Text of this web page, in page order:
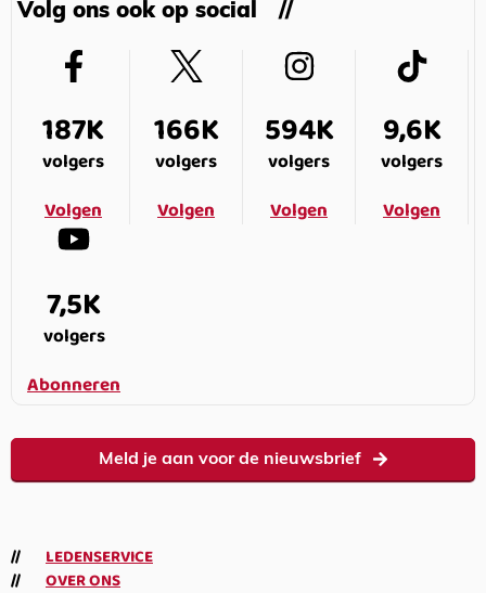
Volg ons ook op social
187K
volgers
Volgen
166K
volgers
Volgen
594K
volgers
Volgen
9,6K
volgers
Volgen
7,5K
volgers
Abonneren
Meld je aan voor de nieuwsbrief
LEDENSERVICE
OVER ONS